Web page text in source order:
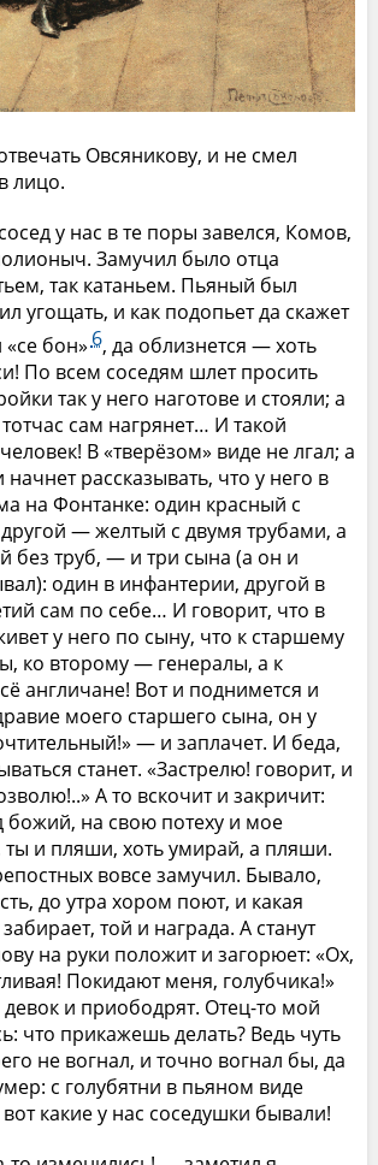
Овсяникову, и не смел
лицо.
у нас в те поры завелся, Комов,
Замучил было отца
так катаньем. Пьяный был
угощать, и как подопьет да скажет
бон» 6, да облизнется — хоть
По всем соседям шлет просить
так у него наготове и стояли; а
сам нагрянет… И такой
В «тверёзом» виде не лгал; а
рассказывать, что у него в
на Фонтанке: один красный с
— желтый с двумя трубами, а
без труб, — и три сына (а он и
один в инфантерии, другой в
сам по себе… И говорит, что в
у него по сыну, что к старшему
ко второму — генералы, а к
англичане! Вот и поднимется и
моего старшего сына, он у
— и заплачет. И беда,
станет. «Застрелю! говорит, и
А то вскочит и закричит:
на свою потеху и мое
ты и пляши, хоть умирай, а пляши.
вовсе замучил. Бывало,
до утра хором поют, и какая
той и награда. А станут
на руки положит и загорюет: «Ох,
Покидают меня, голубчика!»
и приободрят. Отец-то мой
что прикажешь делать? Ведь чуть
не вогнал, и точно вогнал бы, да
с голубятни в пьяном виде
какие у нас соседушки бывали!